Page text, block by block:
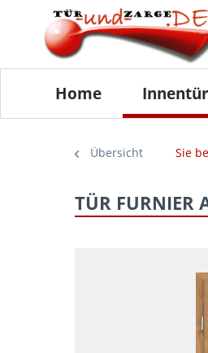
Home
Übersicht Sie
TÜR FURNIER